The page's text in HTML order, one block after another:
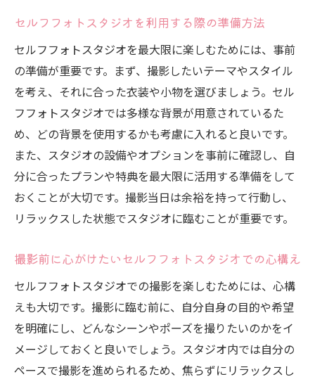
ント
リラックスした雰囲気で撮影するセルフフォト
スタジオの魅力
セルフフォトスタジオでリラックスするた
めの環境作り
自然な笑顔を引き出すセルフフォトスタジ
オでのテクニック
セルフフォトスタジオで楽しむリフレッシ
ュ撮影
緊張をほぐすセルフフォトスタジオでのリ
影するコツ
背景選びが鍵！セルフフォトスタジオでの撮影
セルフフォトスタジオでの背景選びのポイ
セルフフォトスタジオを利用する際の準備方法
セルフフォトスタジオを最大限に楽しむためには、事前
の準備が重要です。まず、撮影したいテーマやスタイル
を考え、それに合った衣装や小物を選びましょう。セル
フフォトスタジオでは多様な背景が用意されているた
め、どの背景を使用するかも考慮に入れると良いです。
また、スタジオの設備やオプションを事前に確認し、自
分に合ったプランや特典を最大限に活用する準備をして
おくことが大切です。撮影当日は余裕を持って行動し、
リラックスした状態でスタジオに臨むことが重要です。
撮影前に心がけたいセルフフォトスタジオでの心構え
セルフフォトスタジオでの撮影を楽しむためには、心構
えも大切です。撮影に臨む前に、自分自身の目的や希望
を明確にし、どんなシーンやポーズを撮りたいのかをイ
メージしておくと良いでしょう。スタジオ内では自分の
ペースで撮影を進められるため、焦らずにリラックスし